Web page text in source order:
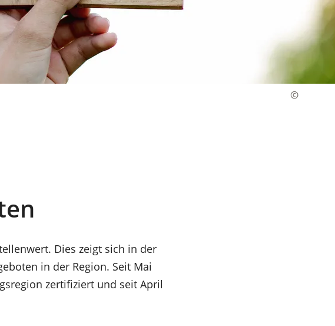
Dies zeigt sich in der
in der Region. Seit Mai
zertifiziert und seit April